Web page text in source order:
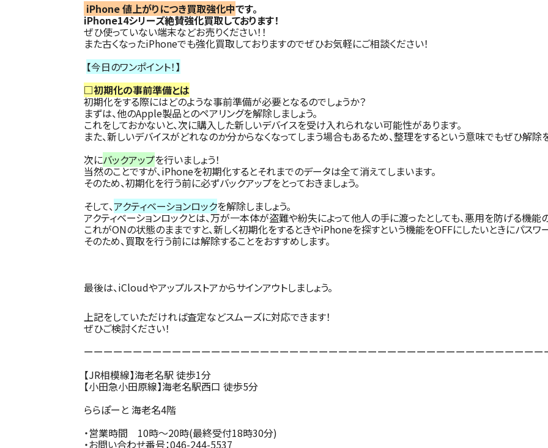
iPhone 値上がりにつき買取強化中です。
iPhone14シリーズ絶賛強化買取しております！
ぜひ使っていない端末などお売りください！！
また古くなったiPhoneでも強化買取しておりますのでぜひお気軽にご相談ください！
【今日のワンポイント！】
□初期化の事前準備とは
初期化をする際にはどのような事前準備が必要となるのでしょうか？
まずは、他のApple製品とのペアリングを解除しましょう。
これをしておかないと、次に購入した新しいデバイスを受け入れられない可能性があります。
また、新しいデバイスがどれなのか分からなくなってしまう場合もあるため、整理をするという意味でもぜひ解除を
次にバックアップを行いましょう！
当然のことですが、iPhoneを初期化するとそれまでのデータは全て消えてしまいます。
そのため、初期化を行う前に必ずバックアップをとっておきましょう。
そして、アクティベーションロックを解除しましょう。
アクティベーションロックとは、万が一本体が盗難や紛失によって他人の手に渡ったとしても、悪用を防げる機能
これがONの状態のままですと、新しく初期化をするときやiPhoneを探すという機能をOFFにしたいときにパスワ
そのため、買取を行う前には解除することをおすすめします。
最後は、iCloudやアップルストアからサインアウトしましょう。
上記をしていただければ査定などスムーズに対応できます！
ぜひご検討ください！
ーーーーーーーーーーーーーーーーーーーーーーーーーーーーーーーーーーーーーーーーーーーーーーー
【JR相模線】海老名駅 徒歩1分
【小田急小田原線】海老名駅西口 徒歩5分
ららぽーと 海老名4階
・営業時間 10時～20時(最終受付18時30分)
・お問い合わせ番号：046-244-5537